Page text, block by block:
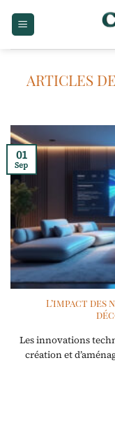
L’impact
Les innovations
création et
01
Sep